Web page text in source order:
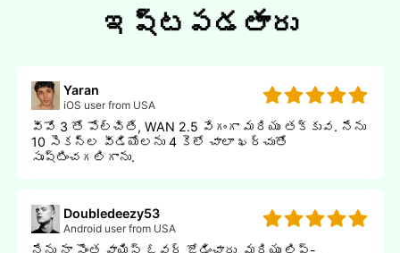
ఇష్టపడతారు
Yaran
iOS user from USA
వీవో 3 తో పోల్చితే, WAN 2.5 వేగంగా మరియు తక్కువ. నేను
10 సెకన్ల వీడియోలను 4 కెలో చాలా ఖర్చుతో
సృష్టించగలిగాను.
Doubledeezy53
Android user from USA
నేను నా సొంత వాయిస్ ఓవర్ జోడించారు, మరియు లిప్-